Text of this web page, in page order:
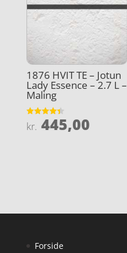
1876 HVIT TE – Jotun
Lady Essence – 2.7 L –
Maling
Vurderet
4.4
kr. 445,00
Forside